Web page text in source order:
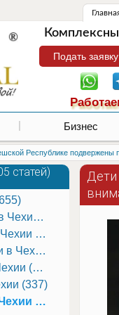
Подать
Бизнес
Республике подвержены
статей)
Новости иностранца в Чехии (223)
Новости культуры в Чехии (681)
Новости недвижимости в Чехии (337)
Новости образования в Чехии (251)
(337)
Новости экономики в Чехии (941)